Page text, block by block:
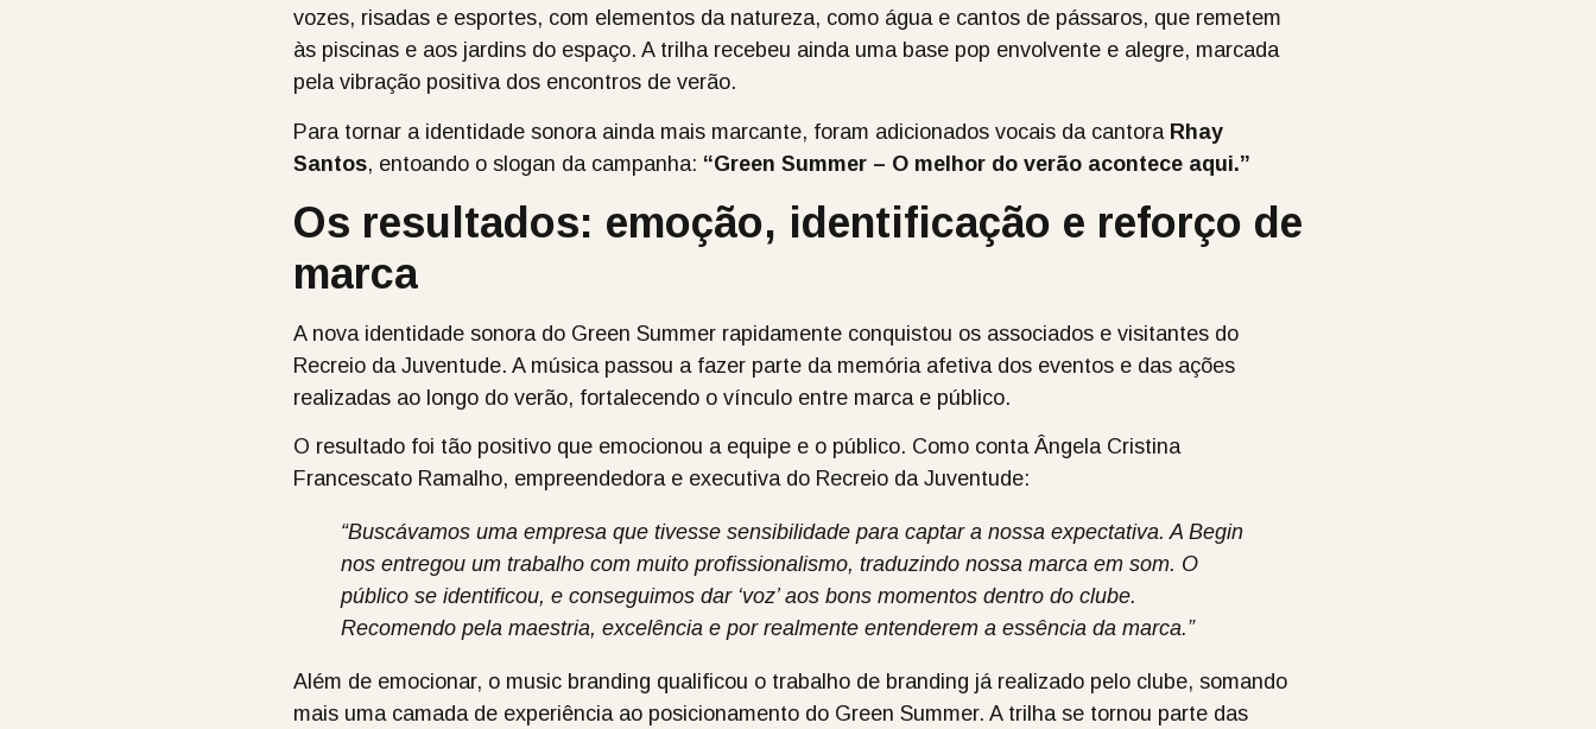
vozes, risadas e esportes, com elementos da natureza, como água e cantos de pássaros, que remetem
às piscinas e aos jardins do espaço. A trilha recebeu ainda uma base pop envolvente e alegre, marcada
pela vibração positiva dos encontros de verão.
Para tornar a identidade sonora ainda mais marcante, foram adicionados vocais da cantora Rhay
Santos, entoando o slogan da campanha: “Green Summer – O melhor do verão acontece aqui.”
Os resultados: emoção, identificação e reforço de
marca
A nova identidade sonora do Green Summer rapidamente conquistou os associados e visitantes do
Recreio da Juventude. A música passou a fazer parte da memória afetiva dos eventos e das ações
realizadas ao longo do verão, fortalecendo o vínculo entre marca e público.
O resultado foi tão positivo que emocionou a equipe e o público. Como conta Ângela Cristina
Francescato Ramalho, empreendedora e executiva do Recreio da Juventude:
“Buscávamos uma empresa que tivesse sensibilidade para captar a nossa expectativa. A Begin
nos entregou um trabalho com muito profissionalismo, traduzindo nossa marca em som. O
público se identificou, e conseguimos dar ‘voz’ aos bons momentos dentro do clube.
Recomendo pela maestria, excelência e por realmente entenderem a essência da marca.”
Além de emocionar, o music branding qualificou o trabalho de branding já realizado pelo clube, somando
mais uma camada de experiência ao posicionamento do Green Summer. A trilha se tornou parte das